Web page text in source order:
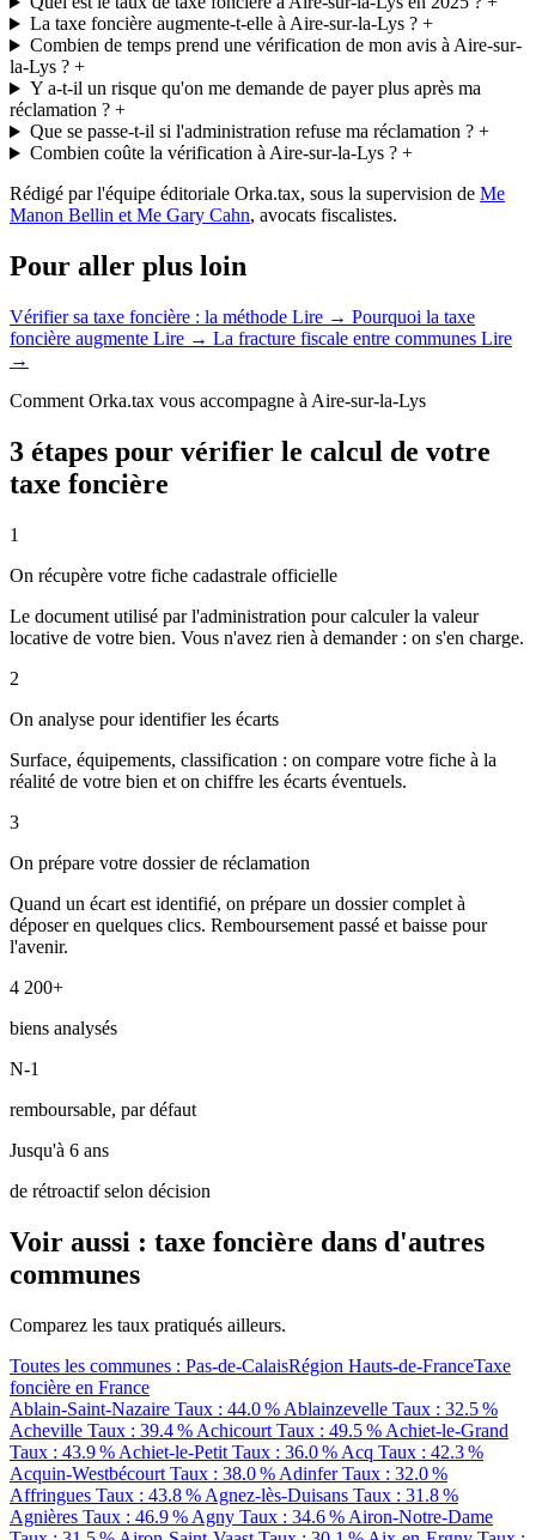
La taxe foncière augmente-t-elle à Aire-sur-la-Lys ?+
Combien de temps prend une vérification de mon avis à Aire-sur-
la-Lys ? +
Y a-t-il un risque qu'on me demande de payer plus après ma
réclamation ? +
Que se passe-t-il si l'administration refuse ma réclamation ?+
Combien coûte la vérification à Aire-sur-la-Lys ?+
Rédigé par l'équipe éditoriale Orka.tax, sous la supervision de Me
Manon Bellin et Me Gary Cahn, avocats fiscalistes.
Pour aller plus loin
Vérifier sa taxe foncière : la méthode Lire → Pourquoi la taxe
foncière augmente Lire → La fracture fiscale entre communes Lire
→
Comment Orka.tax vous accompagne à Aire-sur-la-Lys
3 étapes pour vérifier le calcul de votre
taxe foncière
1
On récupère votre fiche cadastrale officielle
Le document utilisé par l'administration pour calculer la valeur
locative de votre bien. Vous n'avez rien à demander : on s'en charge.
2
On analyse pour identifier les écarts
Surface, équipements, classification : on compare votre fiche à la
réalité de votre bien et on chiffre les écarts éventuels.
3
On prépare votre dossier de réclamation
Quand un écart est identifié, on prépare un dossier complet à
déposer en quelques clics. Remboursement passé et baisse pour
l'avenir.
4 200+
biens analysés
N-1
remboursable, par défaut
Jusqu'à 6 ans
de rétroactif selon décision
Voir aussi : taxe foncière dans d'autres
communes
Comparez les taux pratiqués ailleurs.
Toutes les communes : Pas-de-CalaisRégion Hauts-de-FranceTaxe
foncière en France
Ablain-Saint-Nazaire Taux : 44.0 % Ablainzevelle Taux : 32.5 %
Acheville Taux : 39.4 % Achicourt Taux : 49.5 % Achiet-le-Grand
Taux : 43.9 % Achiet-le-Petit Taux : 36.0 % Acq Taux : 42.3 %
Acquin-Westbécourt Taux : 38.0 % AdinferTaux : 32.0 %
Affringues Taux : 43.8 % Agnez-lès-Duisans Taux : 31.8 %
Agnières Taux : 46.9 % Agny Taux : 34.6 % Airon-Notre-Dame